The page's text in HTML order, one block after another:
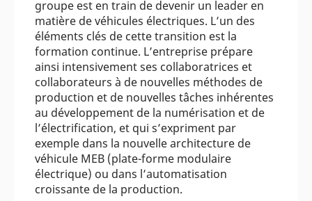
groupe est en train de devenir un leader en
matière de véhicules électriques. L’un des
éléments clés de cette transition est la
formation continue. L’entreprise prépare
ainsi intensivement ses collaboratrices et
collaborateurs à de nouvelles méthodes de
production et de nouvelles tâches inhérentes
au développement de la numérisation et de
l’électrification, et qui s’expriment par
exemple dans la nouvelle architecture de
véhicule MEB (plate-forme modulaire
électrique) ou dans l’automatisation
croissante de la production.